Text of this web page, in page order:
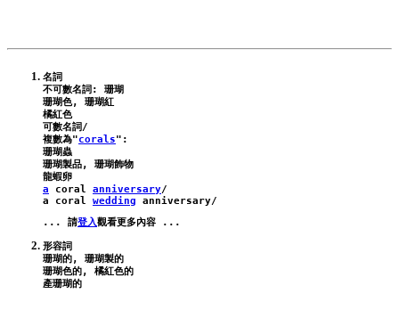
名詞
不可數名詞: 珊瑚
珊瑚色, 珊瑚紅
橘紅色
可數名詞/
複數為"corals":
珊瑚蟲
珊瑚製品, 珊瑚飾物
a
coral anniversary/
a
coral wedding anniversary/
... 請登入
形容詞
珊瑚的, 珊瑚製的
珊瑚色的, 橘紅色的